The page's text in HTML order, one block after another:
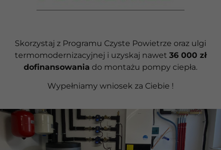
Skorzystaj z Programu Czyste Powietrze oraz ulgi
termomodernizacyjnej i uzyskaj nawet 36 000 zł
dofinansowania do montażu pompy ciepła.
Wypełniamy wniosek za Ciebie !